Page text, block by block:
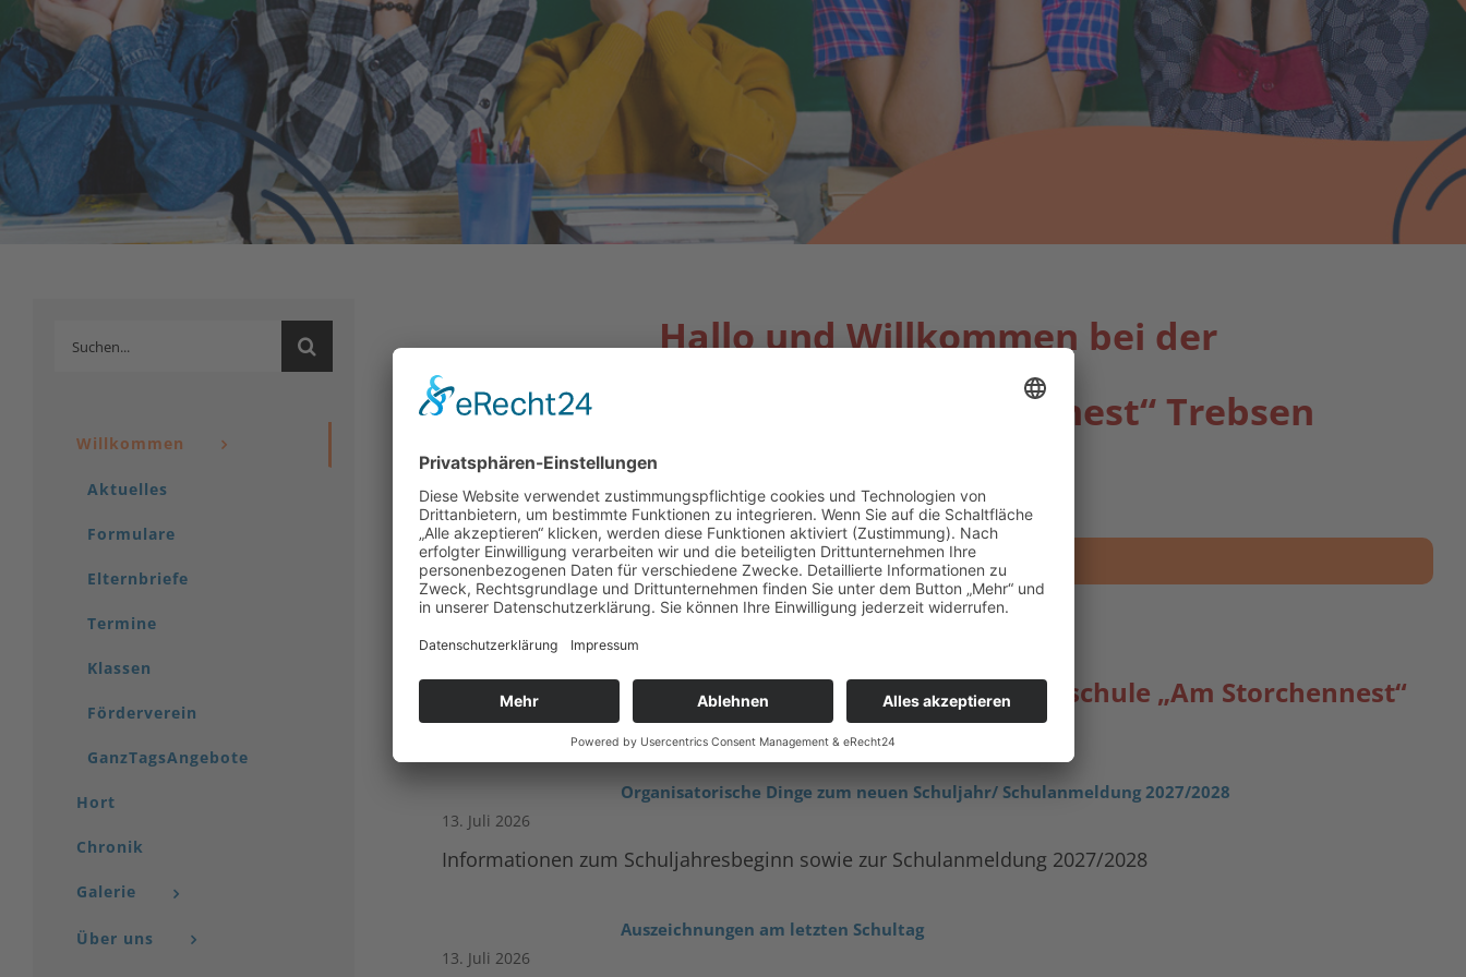
Hallo und Willkommen bei der
Grundschule „Am Storchennest“ Trebsen
STORCHEN – TV WEBCAM
Hier sind die neuesten Nachrichten der Grundschule „Am Storchennest“
Trebsen
Organisatorische Dinge zum neuen Schuljahr/ Schulanmeldung 2027/2028
13. Juli 2026
Informationen zum Schuljahresbeginn sowie zur Schulanmeldung 2027/2028
Auszeichnungen am letzten Schultag
13. Juli 2026
nach:
Willkommen
Aktuelles
Formulare
Elternbriefe
Termine
Klassen
Förderverein
GanzTagsAngebote
Hort
Chronik
Galerie
Über uns